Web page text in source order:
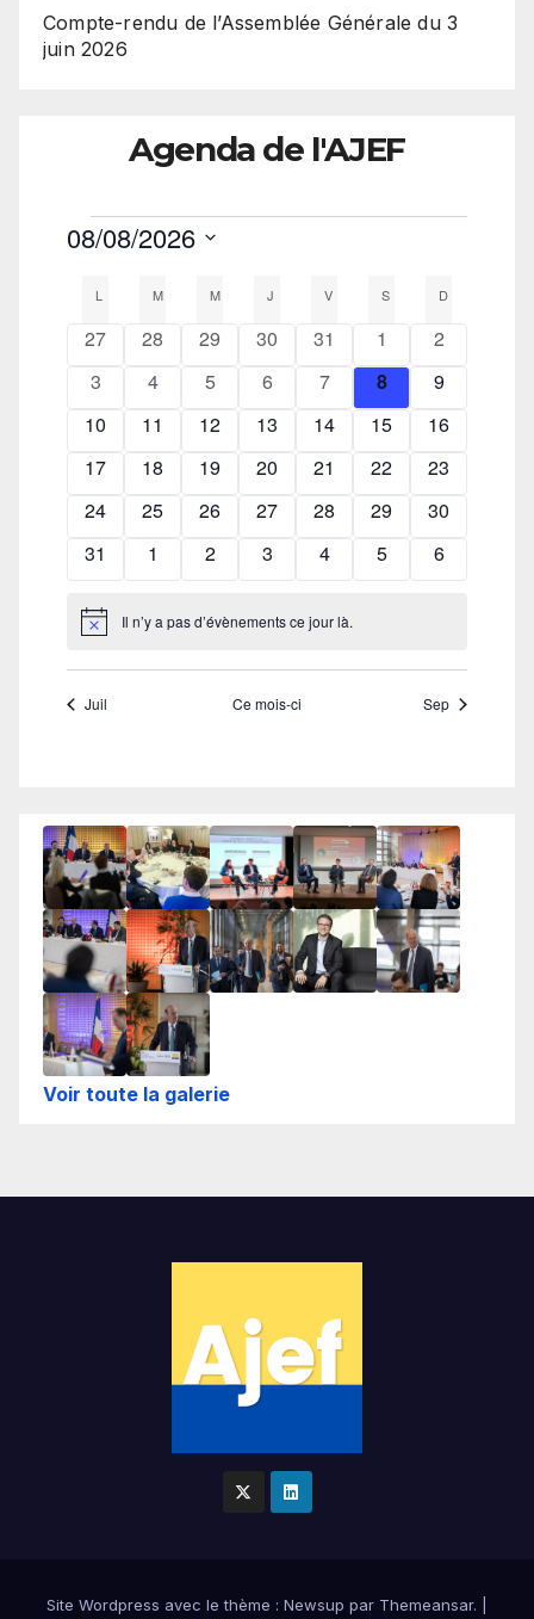
Compte-rendu de l’Assemblée Générale du 3
juin 2026
Agenda de l'AJEF
Voir toute la galerie
Site Wordpress avec le thème : Newsup par Themeansar.